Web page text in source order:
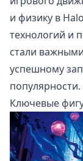
и физику в
технологий и
стали
успешному
популярности.
Ключевые